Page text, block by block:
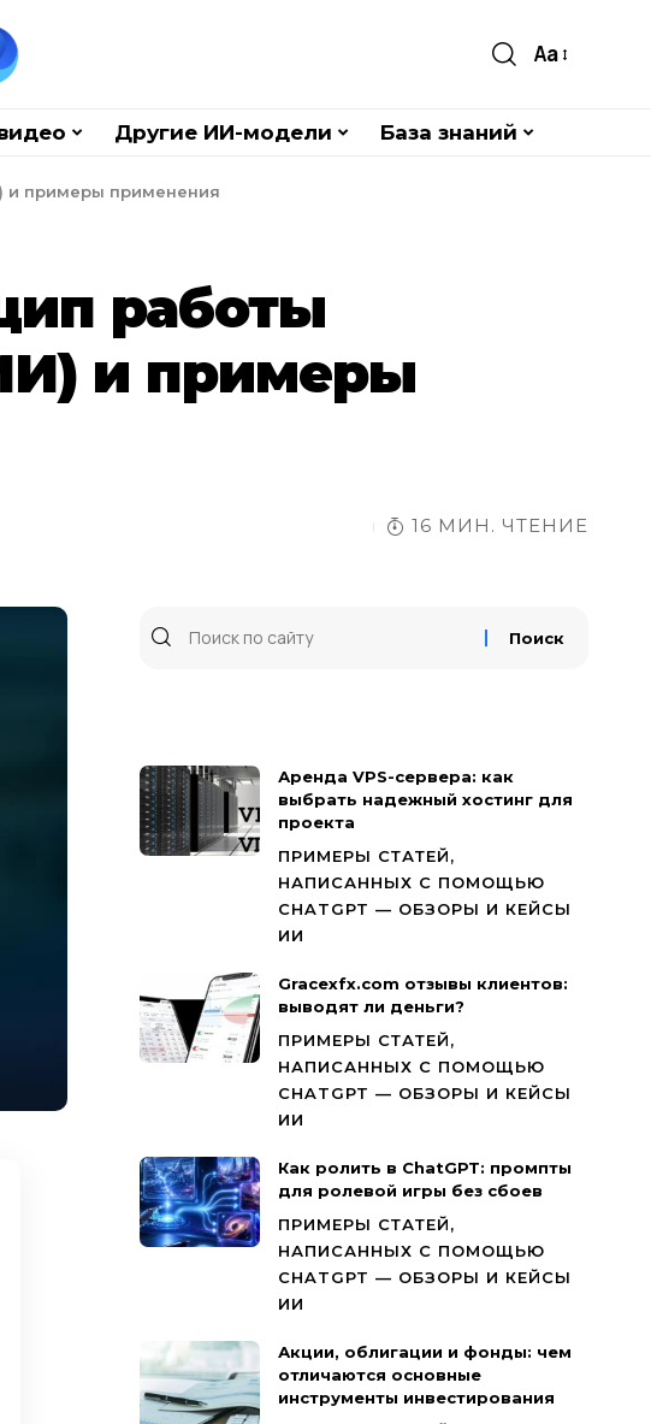
Aa
Другие ИИ-модели База знаний
и примеры применения
работы
и примеры
16 МИН. ЧТЕНИЕ
Аренда VPS-сервера: как
выбрать надежный хостинг для
проекта
ПРИМЕРЫ СТАТЕЙ,
НАПИСАННЫХ С ПОМОЩЬЮ
CHATGPT — ОБЗОРЫ И КЕЙСЫ
ИИ
Gracexfx.com отзывы клиентов:
выводят ли деньги?
ПРИМЕРЫ СТАТЕЙ,
НАПИСАННЫХ С ПОМОЩЬЮ
CHATGPT — ОБЗОРЫ И КЕЙСЫ
ИИ
Как ролить в ChatGPT: промпты
для ролевой игры без сбоев
ПРИМЕРЫ СТАТЕЙ,
НАПИСАННЫХ С ПОМОЩЬЮ
CHATGPT — ОБЗОРЫ И КЕЙСЫ
ИИ
Акции, облигации и фонды: чем
отличаются основные
инструменты инвестирования